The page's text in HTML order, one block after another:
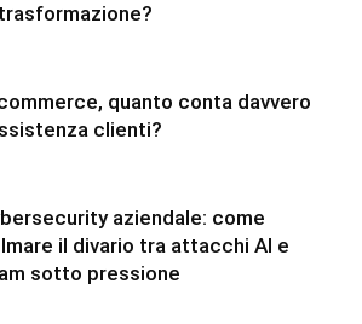
quanto conta davvero
clienti?
aziendale: come
il divario tra attacchi AI e
sotto pressione